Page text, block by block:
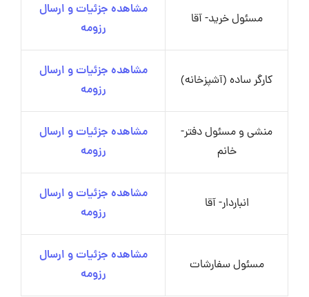
مسئول خرید- آقا
مشاهده جزئیات و ارسال
رزومه
کارگر ساده (آشپزخانه)
مشاهده جزئیات و ارسال
رزومه
منشی و مسئول دفتر-
خانم
مشاهده جزئیات و ارسال
رزومه
انباردار- آقا
مشاهده جزئیات و ارسال
رزومه
مسئول سفارشات
مشاهده جزئیات و ارسال
رزومه